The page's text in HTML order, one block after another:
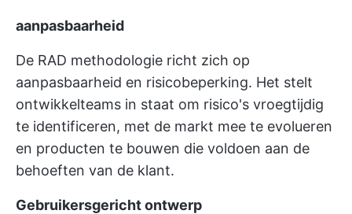
aanpasbaarheid
De RAD methodologie richt zich op
aanpasbaarheid en risicobeperking. Het stelt
ontwikkelteams in staat om risico's vroegtijdig
te identificeren, met de markt mee te evolueren
en producten te bouwen die voldoen aan de
behoeften van de klant.
Gebruikersgericht ontwerp